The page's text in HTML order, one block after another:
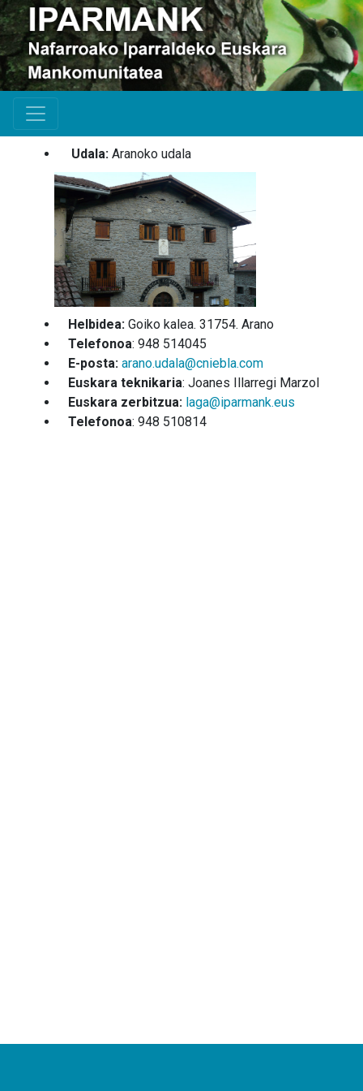
Udala: Aranoko udala
Helbidea: Goiko kalea. 31754. Arano
Telefonoa: 948 514045
E-posta: arano.udala@cniebla.com
Euskara teknikaria: Joanes Illarregi Marzol
Euskara zerbitzua: laga@iparmank.eus
Telefonoa: 948 510814